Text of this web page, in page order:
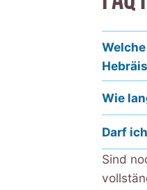
Wie
Darf
Sind